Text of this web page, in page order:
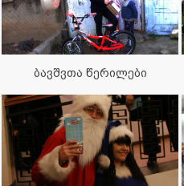
ბავშვთა წერილები